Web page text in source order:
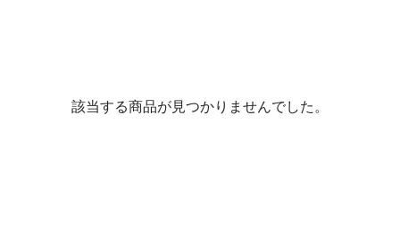
該当する商品が見つかりませんでした。